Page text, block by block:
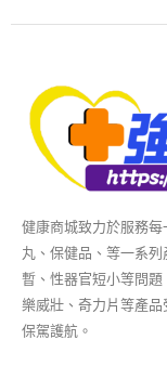
健康商城致力於服務
丸、保健品、等一系
暫、性器官短小等問
樂威壯、奇力片等產
保駕護航。